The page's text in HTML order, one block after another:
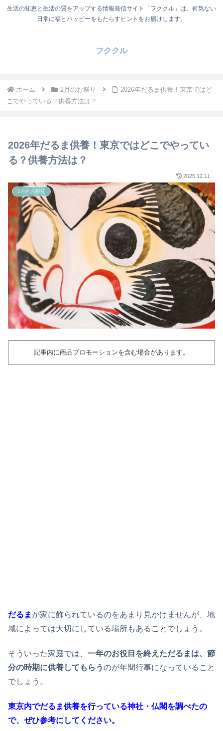
生活の知恵と生活の質をアップする情報発信サイト「フククル」は、何気ない
日常に福とハッピーをもたらすヒントをお届けします。
フククル
ホーム 2月のお祭り
2026年だるま供養！東京ではど
こでやっている？供養方法は？
2026年だるま供養！東京ではどこでやってい
る？供養方法は？
2025.12.11
2月のお祭り
記事内に商品プロモーションを含む場合があります。
だるま が家に飾られているのをあまり見かけませんが、地
域によっては大切にしている場所もあることでしょう。
そういった家庭では、 一年のお役目を終えただるまは、節
分の時期に供養してもらうのが年間行事になっていること
でしょう。
東京内でだるま供養を行っている神社・仏閣を調べたの
で、ぜひ参考にしてください。